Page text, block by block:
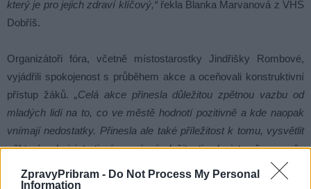
ZpravyPribram - Do Not Process My Personal
Information
který je pro jejich zdraví klíčový,“řekla Blanka Marvanová z VHS
Dobříš.
Organizátoři fóra, včetně místostarostky Jindřišky Rombové,
vyjádřili spokojenost s průběhem akce a oceňovali konstruktivní
přístup žáků. „Celá akce přinesla důležitou zpětnou vazbu od
mladých lidí na to, co ve městě hodnotí pozitivně a kde naopak
vnímají nedostatky. Přinesla ale také příležitost k tomu, vysvětlit
některé administrativní a právní složitosti, ale i to, že ne vše
městu patří a není vždy možné návrhům na úpravy
vyhovět,,“doplnila dobříšská místostarostka Jindřiška Romba.